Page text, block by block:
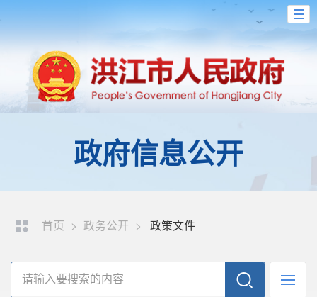
政府信息公开
首页 > 政务公开 > 政策文件